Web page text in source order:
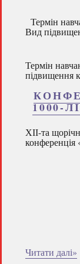
Термін
Вид
Термін
підвищення
1000-
ХІІ-та
конференція
Читати далі»